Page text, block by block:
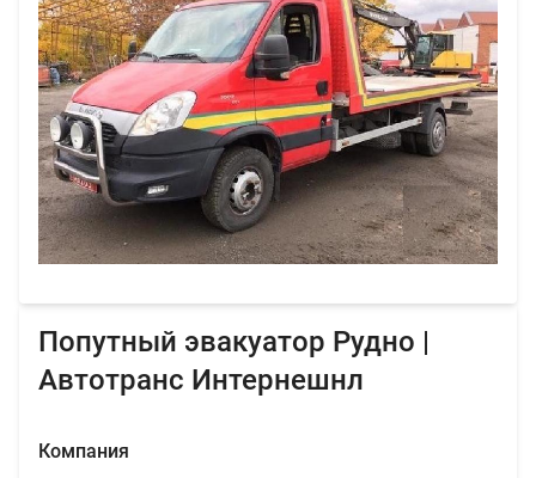
Попутный эвакуатор Рудно |
Автотранс Интернешнл
Компания